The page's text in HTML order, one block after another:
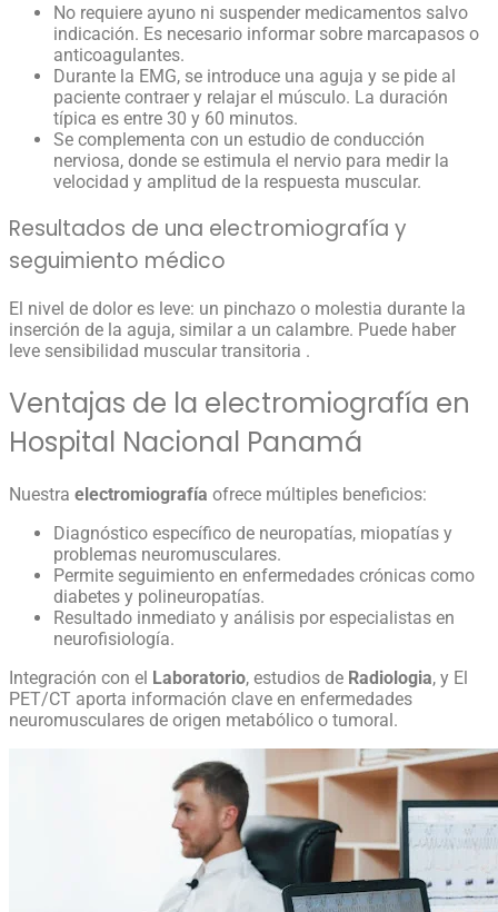
No requiere ayuno ni suspender medicamentos salvo
indicación. Es necesario informar sobre marcapasos o
anticoagulantes.
Durante la EMG, se introduce una aguja y se pide al
paciente contraer y relajar el músculo. La duración
típica es entre 30 y 60 minutos.
Se complementa con un estudio de conducción
nerviosa, donde se estimula el nervio para medir la
velocidad y amplitud de la respuesta muscular.
Resultados de una electromiografía y
seguimiento médico
El nivel de dolor es leve: un pinchazo o molestia durante la
inserción de la aguja, similar a un calambre. Puede haber
leve sensibilidad muscular transitoria .
Ventajas de la electromiografía en
Hospital Nacional Panamá
Nuestra electromiografía ofrece múltiples beneficios:
Diagnóstico específico de neuropatías, miopatías y
problemas neuromusculares.
Permite seguimiento en enfermedades crónicas como
diabetes y polineuropatías.
Resultado inmediato y análisis por especialistas en
neurofisiología.
Integración con el Laboratorio, estudios de Radiologia, y El
PET/CT aporta información clave en enfermedades
neuromusculares de origen metabólico o tumoral.